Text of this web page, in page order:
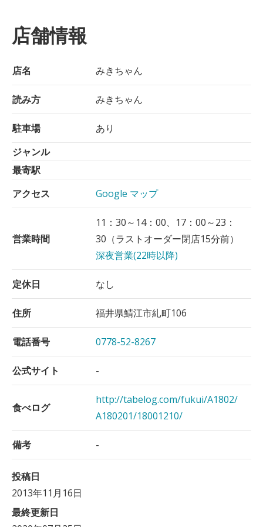
店舗情報
店名 みきちゃん
読み方 みきちゃん
駐車場
あり
ジャンル
最寄駅
アクセス
Google マップ
営業時間
11：30～14：00、17：00～23：
30（ラストオーダー閉店15分前）
深夜営業(22時以降)
定休日 なし
住所 福井県鯖江市糺町106
電話番号 0778-52-8267
公式サイト -
食べログ
http://tabelog.com/fukui/A1802/
A180201/18001210/
備考 -
投稿日
2013年11月16日
最終更新日